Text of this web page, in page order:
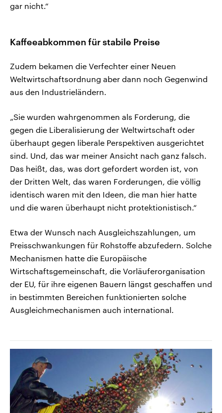
gar nicht.“
Kaffeeabkommen für stabile Preise
Zudem bekamen die Verfechter einer Neuen
Weltwirtschaftsordnung aber dann noch Gegenwind
aus den Industrieländern.
„Sie wurden wahrgenommen als Forderung, die
gegen die Liberalisierung der Weltwirtschaft oder
überhaupt gegen liberale Perspektiven ausgerichtet
sind. Und, das war meiner Ansicht nach ganz falsch.
Das heißt, das, was dort gefordert worden ist, von
der Dritten Welt, das waren Forderungen, die völlig
identisch waren mit den Ideen, die man hier hatte
und die waren überhaupt nicht protektionistisch.“
Etwa der Wunsch nach Ausgleichszahlungen, um
Preisschwankungen für Rohstoffe abzufedern. Solche
Mechanismen hatte die Europäische
Wirtschaftsgemeinschaft, die Vorläuferorganisation
der EU, für ihre eigenen Bauern längst geschaffen und
in bestimmten Bereichen funktionierten solche
Ausgleichmechanismen auch international.